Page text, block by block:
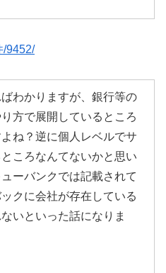
/9452/
わかりますが、銀行等の
方で展開しているところ
ね？逆に個人レベルでサ
ころなんてないかと思い
ーバンクでは記載されて
クに会社が存在している
いといった話になりま